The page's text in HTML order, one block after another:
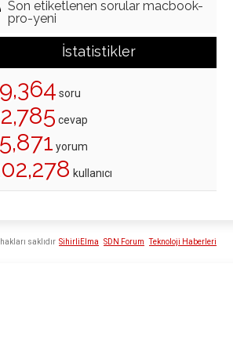
Son etiketlenen sorular macbook-
pro-yeni
İstatistikler
soru
cevap
yorum
kullanıcı
SihirliElma SDN Forum Teknoloji Haberleri
saklıdır